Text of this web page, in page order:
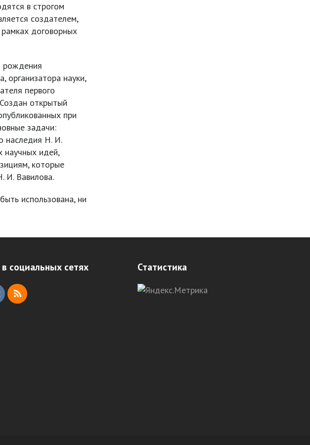
в строгом
создателем,
договорных
рождения
организатора науки,
первого
открытый
при
задачи:
наследия Н. И.
научных идей,
которые
И. Вавилова.
использована, ни
социальных сетях
V
R
Статистика